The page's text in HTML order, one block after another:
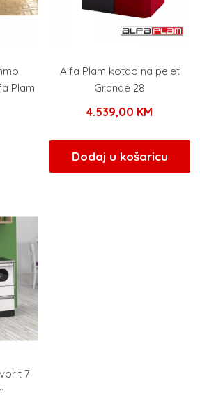
Plam
Alfa Plam kotao na pelet
Grande 28
4.539,00 KM
Dodaj u košaricu
7